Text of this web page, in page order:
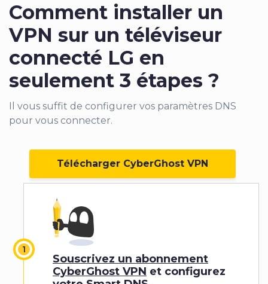
Comment installer un
VPN sur un téléviseur
connecté LG en
seulement 3 étapes ?
Il vous suffit de configurer vos paramètres DNS
pour vous connecter.
Télécharger CyberGhost VPN
Souscrivez un abonnement
CyberGhost VPN et configurez